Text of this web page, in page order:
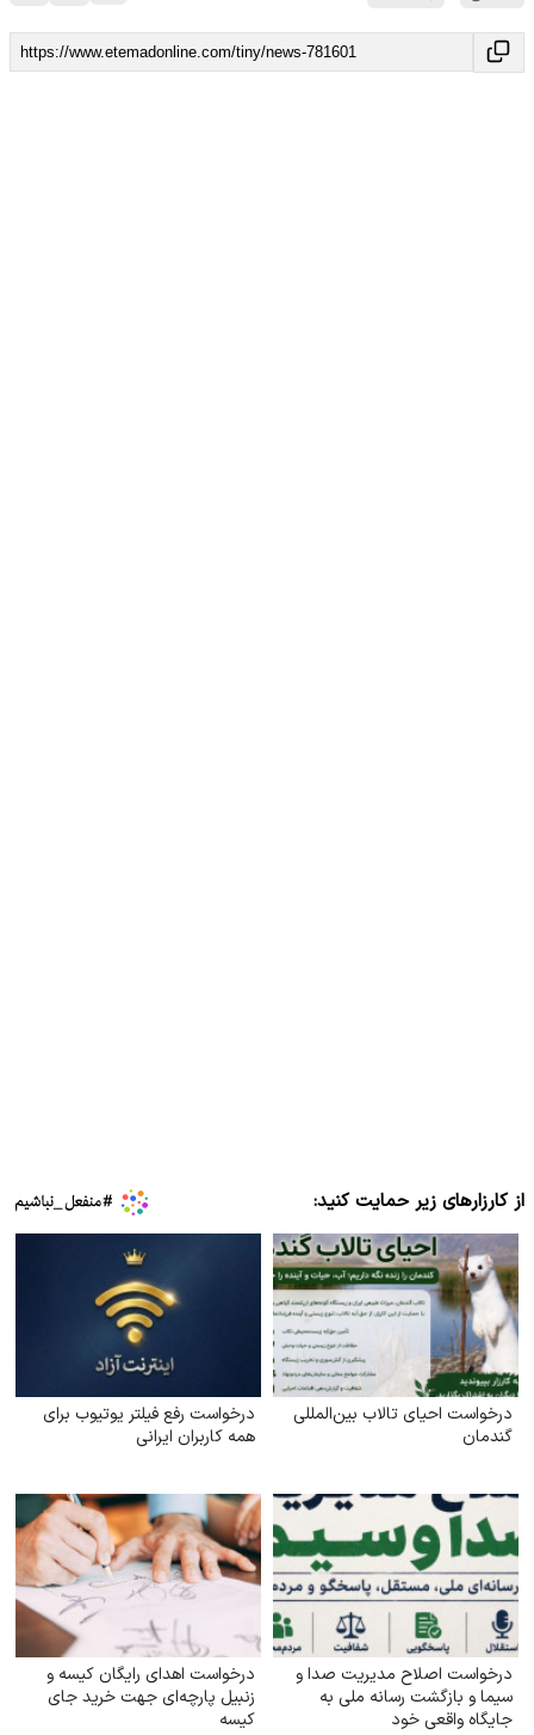
از کارزارهای زیر حمایت کنید:
درخواست احیای تالاب بین‌المللی
گندمان
درخواست رفع فیلتر یوتیوب برای
همه کاربران ایرانی
درخواست اصلاح مدیریت صدا و
سیما و بازگشت رسانه ملی به
جایگاه واقعی خود
درخواست اهدای رایگان کیسه و
زنبیل پارچه‌ای جهت خرید جای
کیسه‌